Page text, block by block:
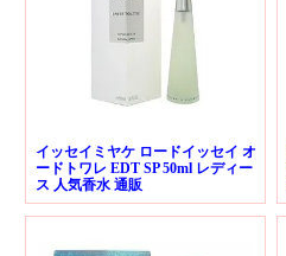
イッセイミヤケ ロードイッセイ オ
ードトワレ EDT SP 50ml レディー
ス 人気香水 通販